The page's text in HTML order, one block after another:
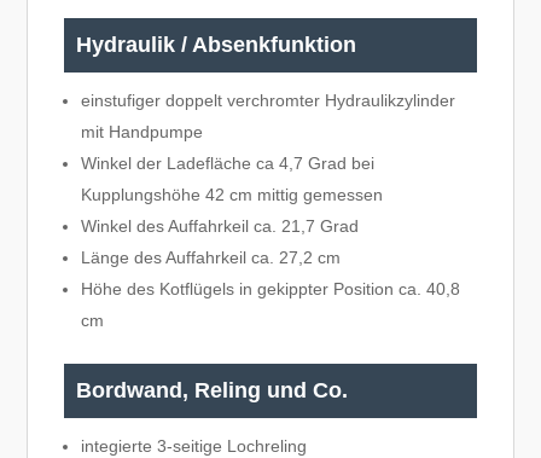
Hydraulik / Absenkfunktion
einstufiger doppelt verchromter Hydraulikzylinder
mit Handpumpe
Winkel der Ladefläche ca 4,7 Grad bei
Kupplungshöhe 42 cm mittig gemessen
Winkel des Auffahrkeil ca. 21,7 Grad
Länge des Auffahrkeil ca. 27,2 cm
Höhe des Kotflügels in gekippter Position ca. 40,8
cm
Bordwand, Reling und Co.
integierte 3-seitige Lochreling